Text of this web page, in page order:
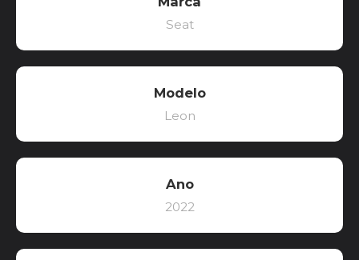
Seat
Modelo
Leon
Ano
2022